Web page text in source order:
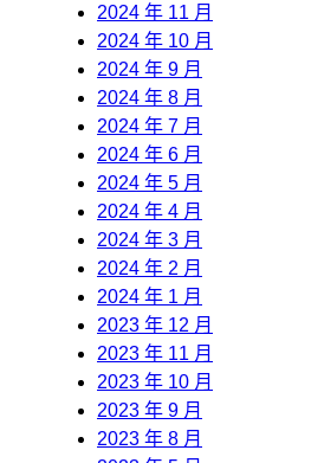
2024 年 11 月
2024 年 10 月
2024 年 9 月
2024 年 8 月
2024 年 7 月
2024 年 6 月
2024 年 5 月
2024 年 4 月
2024 年 3 月
2024 年 2 月
2024 年 1 月
2023 年 12 月
2023 年 11 月
2023 年 10 月
2023 年 9 月
2023 年 8 月